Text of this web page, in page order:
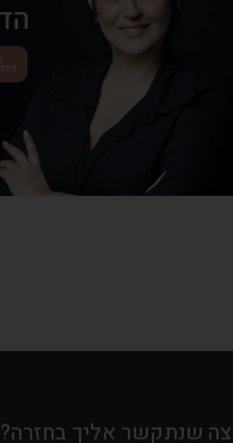
שנתקשר אליך בחזרה?